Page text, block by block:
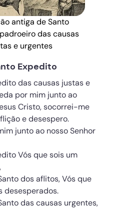
antiga de Santo
das causas
e urgentes
Expedito
das causas justas e
por mim junto ao
Cristo, socorrei-me
e desespero.
junto ao nosso Senhor
Vós que sois um
dos aflitos, Vós que
desesperados.
das causas urgentes,